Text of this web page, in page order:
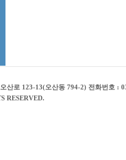
산로 123-13(오산동 794-2) 전화번호 :
RESERVED.